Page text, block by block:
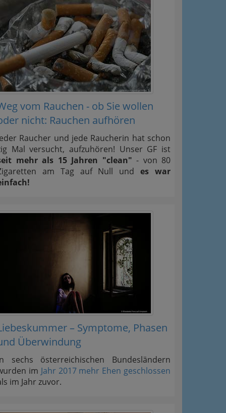
vom Rauchen - ob Sie wollen
nicht: Rauchen aufhören
Raucher und jede Raucherin hat schon
Mal versucht, aufzuhören! Unser GF ist
mehr als 15 Jahren "clean" - von 80
am Tag auf Null undes war
– Symptome, Phasen
Überwindung
sechs österreichischen Bundesländern
im Jahr 2017 mehr Ehen geschlossen
im Jahr zuvor.